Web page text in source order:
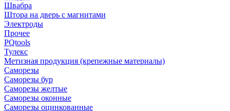
Швабра
Штора на дверь с магнитами
Электроды
Прочее
PQtools
Тулекс
Метизная продукция (крепежные материалы)
Саморезы
Саморезы бур
Саморезы желтые
Саморезы оконные
Саморезы оцинкованные